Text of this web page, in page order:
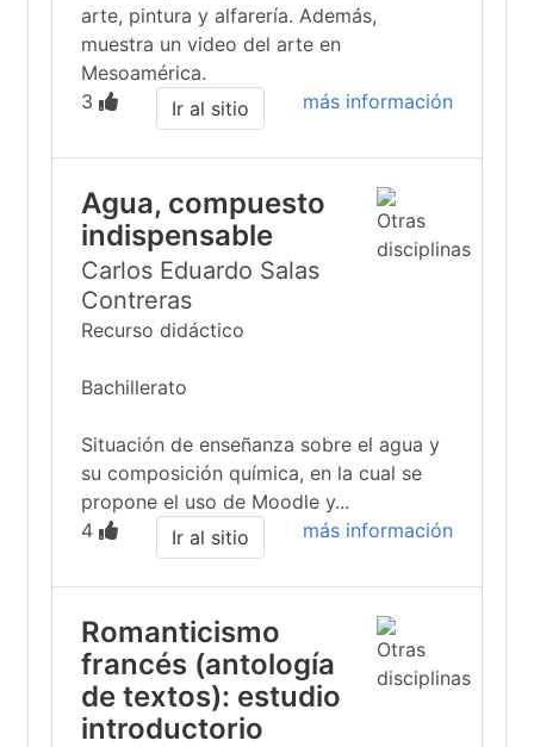
arte, pintura y alfarería. Además,
muestra un video del arte en
Mesoamérica.
3
más información
Ir al sitio
Agua, compuesto
indispensable
Carlos Eduardo Salas
Contreras
Recurso didáctico
Bachillerato
Situación de enseñanza sobre el agua y
su composición química, en la cual se
propone el uso de Moodle y...
4
más información
Ir al sitio
Romanticismo
francés (antología
de textos): estudio
introductorio